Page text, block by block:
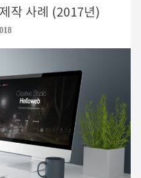
작 사례 (2017년)